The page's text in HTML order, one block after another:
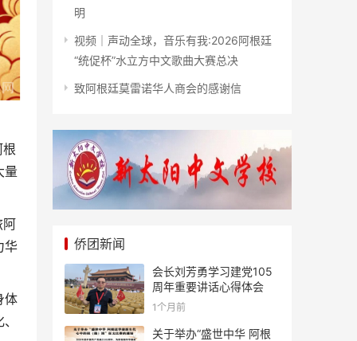
量
阿
华
体
明
视频｜声动全球，音乐有我:2026阿根廷
“统促杯”水立方中文歌曲大赛总决
致阿根廷莫雷诺华人商会的感谢信
侨团新闻
会长刘芳勇学习建党105
周年重要讲话心得体会
1个月前
关于举办“盛世中华 阿根